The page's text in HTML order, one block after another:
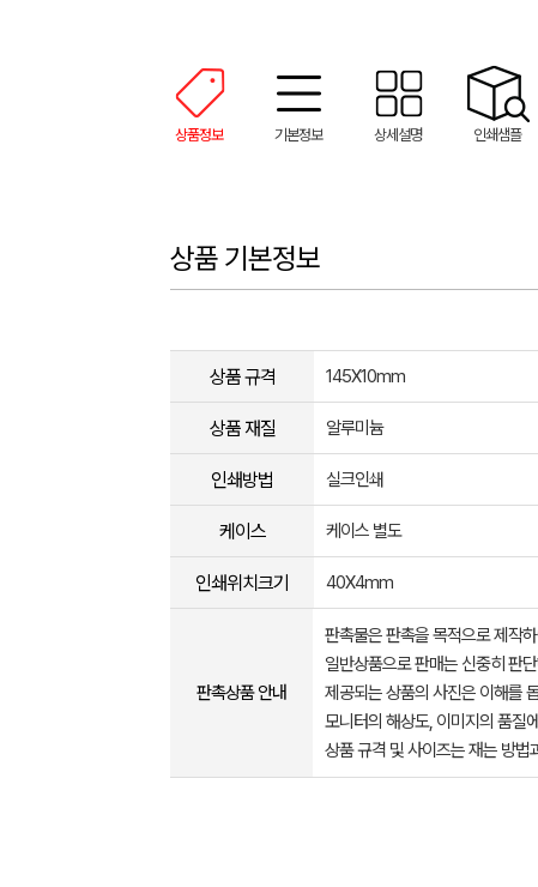
상품정보 기본정보 상세설명 인쇄샘플
상품 기본정보
상품 규격 145X10mm
상품 재질 알루미늄
인쇄방법 실크인쇄
케이스 케이스 별도
인쇄위치크기 40X4mm
판촉상품 안내
판촉물은 판촉을 목적으로 제작
일반상품으로 판매는 신중히 판
제공되는 상품의 사진은 이해를
모니터의 해상도, 이미지의 품질
상품 규격 및 사이즈는 재는 방법